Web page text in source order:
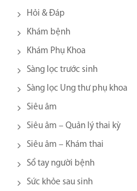
Hỏi & Đáp
Khám bệnh
Khám Phụ Khoa
Sàng lọc trước sinh
Sàng lọc Ung thư phụ khoa
Siêu âm
Siêu âm – Quản lý thai kỳ
Siêu âm – Khám thai
Sổ tay người bệnh
Sức khỏe sau sinh